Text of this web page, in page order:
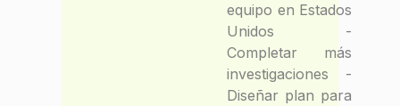
equipo en Estados
Unidos -
Completar más
investigaciones -
Diseñar plan para